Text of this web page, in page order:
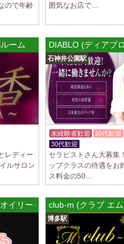
川崎ルーム
なく、記載通りにしっかりお給料を
。 とても働きやすいお店作りを心が
) 蒲田ルーム
なく、記載通りにしっかりお給料を
。 とても働きやすいお店作りを心が
]
ルーム
れ家の女店長です。 当店では業界の
ーム
ので年齢
囲気なお店で…
ーム
レディー
ルサロン
DIABLO (ディアブ
石神井公園駅
未経験者歓迎
20代歓迎
30代歓迎
セラピストさん大募集
ップクラスの待遇をお
ス料金の50…
イリー～ さいたま新都心ルー
club-m (クラブ エ
博多駅